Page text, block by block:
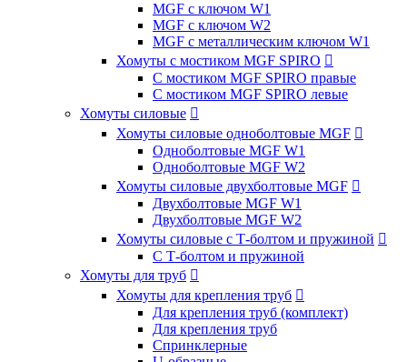
MGF с ключом W1
MGF с ключом W2
MGF с металлическим ключом W1
Хомуты с мостиком MGF SPIRO 
С мостиком MGF SPIRO правые
С мостиком MGF SPIRO левые
Хомуты силовые 
Хомуты силовые одноболтовые MGF 
Одноболтовые MGF W1
Одноболтовые MGF W2
Хомуты силовые двухболтовые MGF 
Двухболтовые MGF W1
Двухболтовые MGF W2
Хомуты силовые с Т-болтом и пружиной 
С Т-болтом и пружиной
Хомуты для труб 
Хомуты для крепления труб 
Для крепления труб (комплект)
Для крепления труб
Спринклерные